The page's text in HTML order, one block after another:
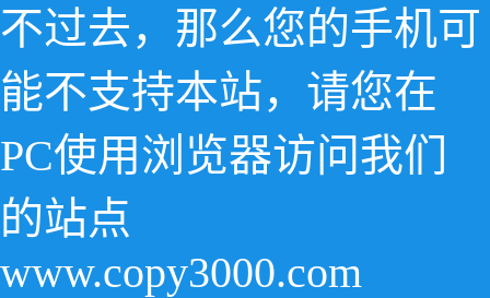
不过去，那么您的手机可
能不支持本站，请您在
PC使用浏览器访问我们
的站点
www.copy3000.com